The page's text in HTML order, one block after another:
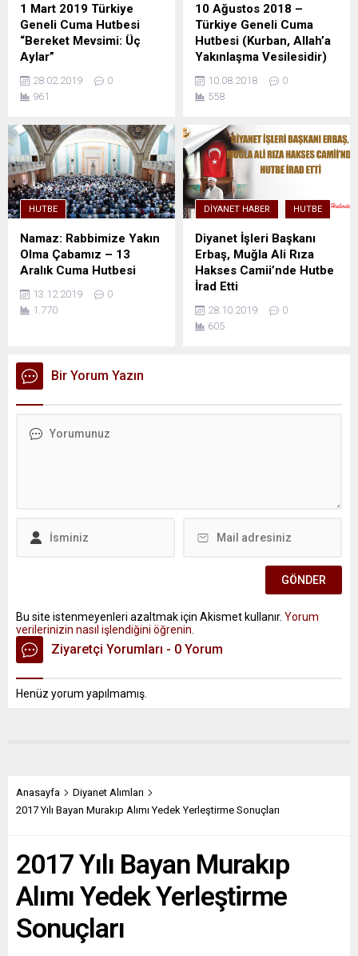
1 Mart 2019 Türkiye
Geneli Cuma Hutbesi
“Bereket Mevsimi: Üç
Aylar”
28.02.2019
0
961
10 Ağustos 2018 –
Türkiye Geneli Cuma
Hutbesi (Kurban, Allah’a
Yakınlaşma Vesilesidir)
10.08.2018
0
558
HUTBE
Namaz: Rabbimize Yakın
Olma Çabamız – 13
Aralık Cuma Hutbesi
13.12.2019
0
1.770
DIYANET HABER HUTBE
Diyanet İşleri Başkanı
Erbaş, Muğla Ali Rıza
Hakses Camii’nde Hutbe
İrad Etti
28.10.2019
0
605
Bir Yorum Yazın
Bu site istenmeyenleri azaltmak için Akismet kullanır. Yorum
verilerinizin nasıl işlendiğini öğrenin.
Ziyaretçi Yorumları - 0 Yorum
Henüz yorum yapılmamış.
Anasayfa
Diyanet Alımları
2017 Yılı Bayan Murakıp Alımı Yedek Yerleştirme Sonuçları
2017 Yılı Bayan Murakıp
Alımı Yedek Yerleştirme
Sonuçları